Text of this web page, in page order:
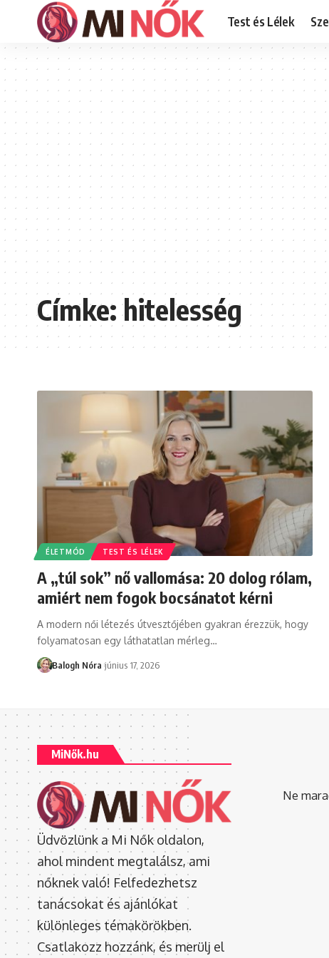
Test és Lélek
Címke:hitelesség
ÉLETMÓD TEST ÉS LÉLEK
A „túl sok” nő vallomása: 20 dolog rólam,
amiért nem fogok bocsánatot kérni
A modern női létezés útvesztőjében gyakran érezzük, hogy
folyamatosan egy láthatatlan mérleg…
Balogh Nóra június 17, 2026
MiNők.hu
Üdvözlünk a Mi Nők oldalon,
ahol mindent megtalálsz, ami
nőknek való! Felfedezhetsz
tanácsokat és ajánlókat
különleges témakörökben.
Csatlakozz hozzánk, és merülj el
Ne